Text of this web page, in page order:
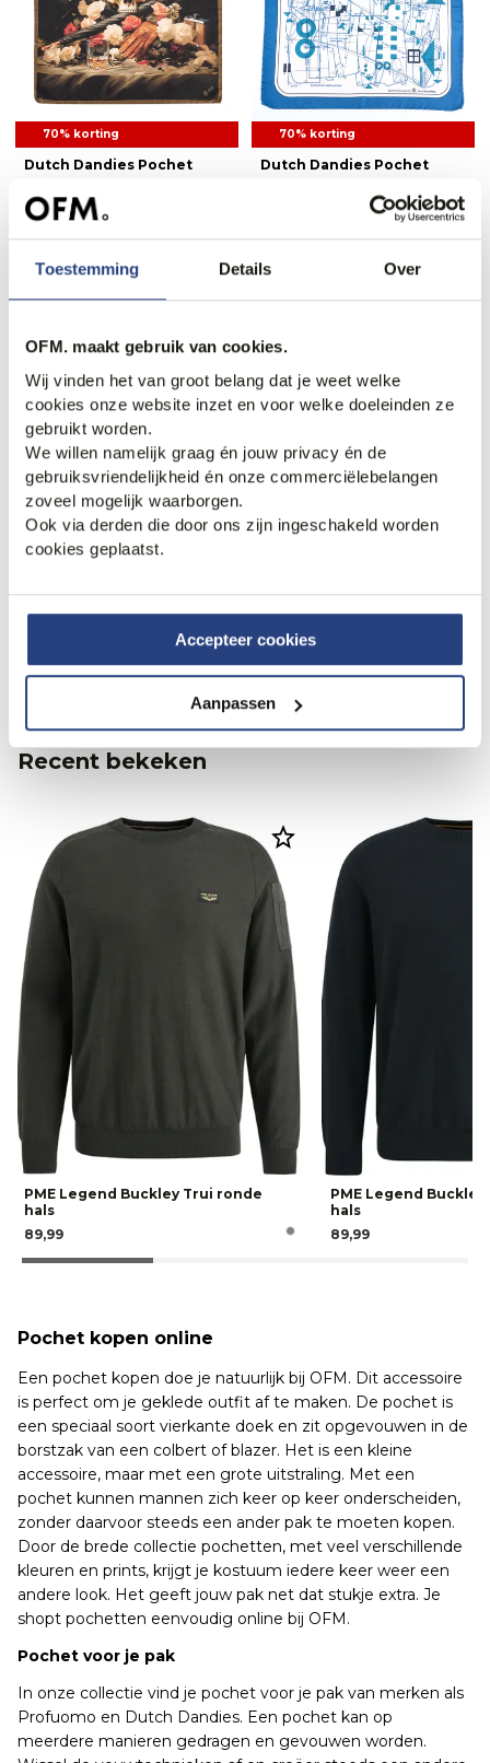
Toestemming Details Over
OFM. maakt gebruik van cookies.
Wij vinden het van groot belang dat je weet welke
cookies onze website inzet en voor welke doeleinden ze
gebruikt worden.
We willen namelijk graag én jouw privacy én de
gebruiksvriendelijkheid én onze commerciëlebelangen
zoveel mogelijk waarborgen.
Ook via derden die door ons zijn ingeschakeld worden
cookies geplaatst.
Accepteer cookies
Aanpassen
70% korting
Dutch Dandies Pochet
70% korting
Dutch Dandies Pochet
70% korting
Dutch Dandies Pochet
39,95
11,95
Profuomo Pochet
Recent bekeken
PME Legend Buckley Trui ronde
hals
89,99
PME Legend
hals
89,99
Pochet kopen online
Een pochet kopen doe je natuurlijk bij OFM. Dit accessoire
is perfect om je geklede outfit af te maken. De pochet is
een speciaal soort vierkante doek en zit opgevouwen in de
borstzak van een colbert of blazer. Het is een kleine
accessoire, maar met een grote uitstraling. Met een
pochet kunnen mannen zich keer op keer onderscheiden,
zonder daarvoor steeds een ander pak te moeten kopen.
Door de brede collectie pochetten, met veel verschillende
kleuren en prints, krijgt je kostuum iedere keer weer een
andere look. Het geeft jouw pak net dat stukje extra. Je
shopt pochetten eenvoudig online bij OFM.
Pochet voor je pak
In onze collectie vind je pochet voor je pak van merken als
Profuomo en Dutch Dandies. Een pochet kan op
meerdere manieren gedragen en gevouwen worden.